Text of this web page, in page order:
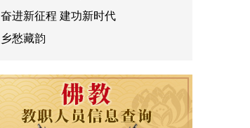
奋进新征程 建功新时代
乡愁藏韵